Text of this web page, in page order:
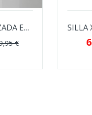
SILLA FIONA TAPIZADA EN TEJIDO ANTIMANCHAS...
€